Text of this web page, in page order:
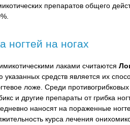
препаратов общего
ногтей на ногах
лаками считаются
средств является их
ложе. Среди
и другие препараты от грибка
наносят на пораженные
курса лечения